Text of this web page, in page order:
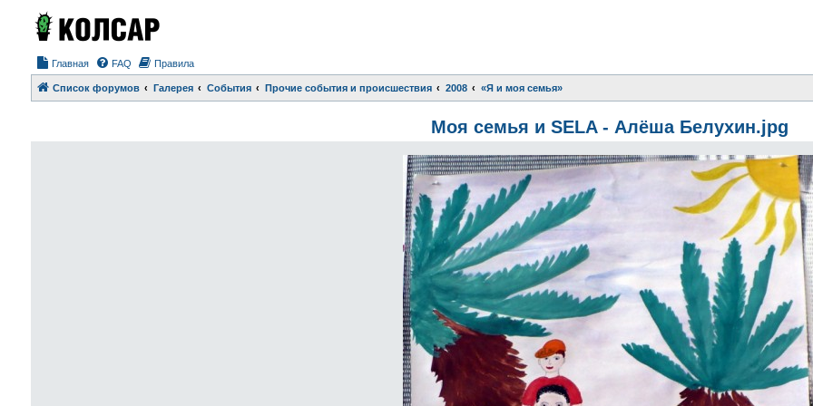
Главная FAQ Правила
Список форумов Галерея События Прочие события и происшествия 2008 «Я и моя семья»
Моя семья и SELA - Алёша Белухин.jpg